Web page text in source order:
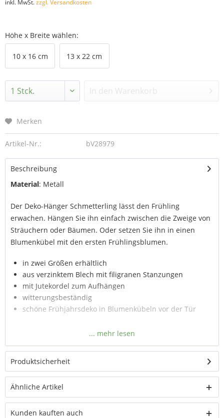
inkl. MwSt.zzgl. Versandkosten
Höhe x Breite wählen:
10 x 16 cm 13 x 22 cm
In den Warenkorb
Merken
Artikel-Nr.: bV28979
Beschreibung
Material: Metall
Der Deko-Hänger Schmetterling lässt den Frühling
erwachen. Hängen Sie ihn einfach zwischen die Zweige von
Sträuchern oder Bäumen. Oder setzen Sie ihn in einen
Blumenkübel mit den ersten Frühlingsblumen.
in zwei Größen erhältlich
aus verzinktem Blech mit filigranen Stanzungen
mit Jutekordel zum Aufhängen
witterungsbeständig
schöne Frühjahrsdeko in Blumenkübeln vor der Tür
Produktsicherheit
Ähnliche Artikel
Kunden kauften auch